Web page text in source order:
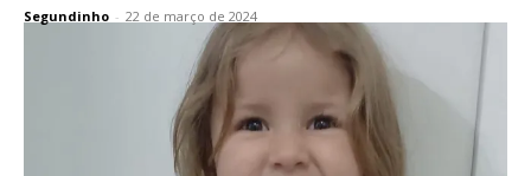
Segundinho - 22 de março de 2024